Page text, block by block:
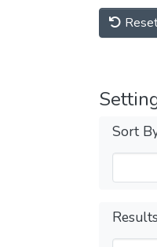
Sort